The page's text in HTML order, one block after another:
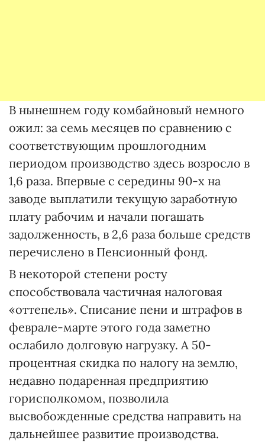
В нынешнем году комбайновый немного
ожил: за семь месяцев по сравнению с
соответствующим прошлогодним
периодом производство здесь возросло в
1,6 раза. Впервые с середины 90-х на
заводе выплатили текущую заработную
плату рабочим и начали погашать
задолженность, в 2,6 раза больше средств
перечислено в Пенсионный фонд.
В некоторой степени росту
способствовала частичная налоговая
«оттепель». Списание пени и штрафов в
феврале-марте этого года заметно
ослабило долговую нагрузку. А 50-
процентная скидка по налогу на землю,
недавно подаренная предприятию
горисполкомом, позволила
высвобожденные средства направить на
дальнейшее развитие производства.